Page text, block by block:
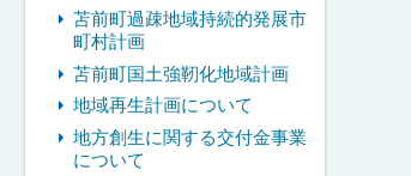
苫前町過疎地域持続的発展市
町村計画
苫前町国土強靭化地域計画
地域再生計画について
地方創生に関する交付金事業
について